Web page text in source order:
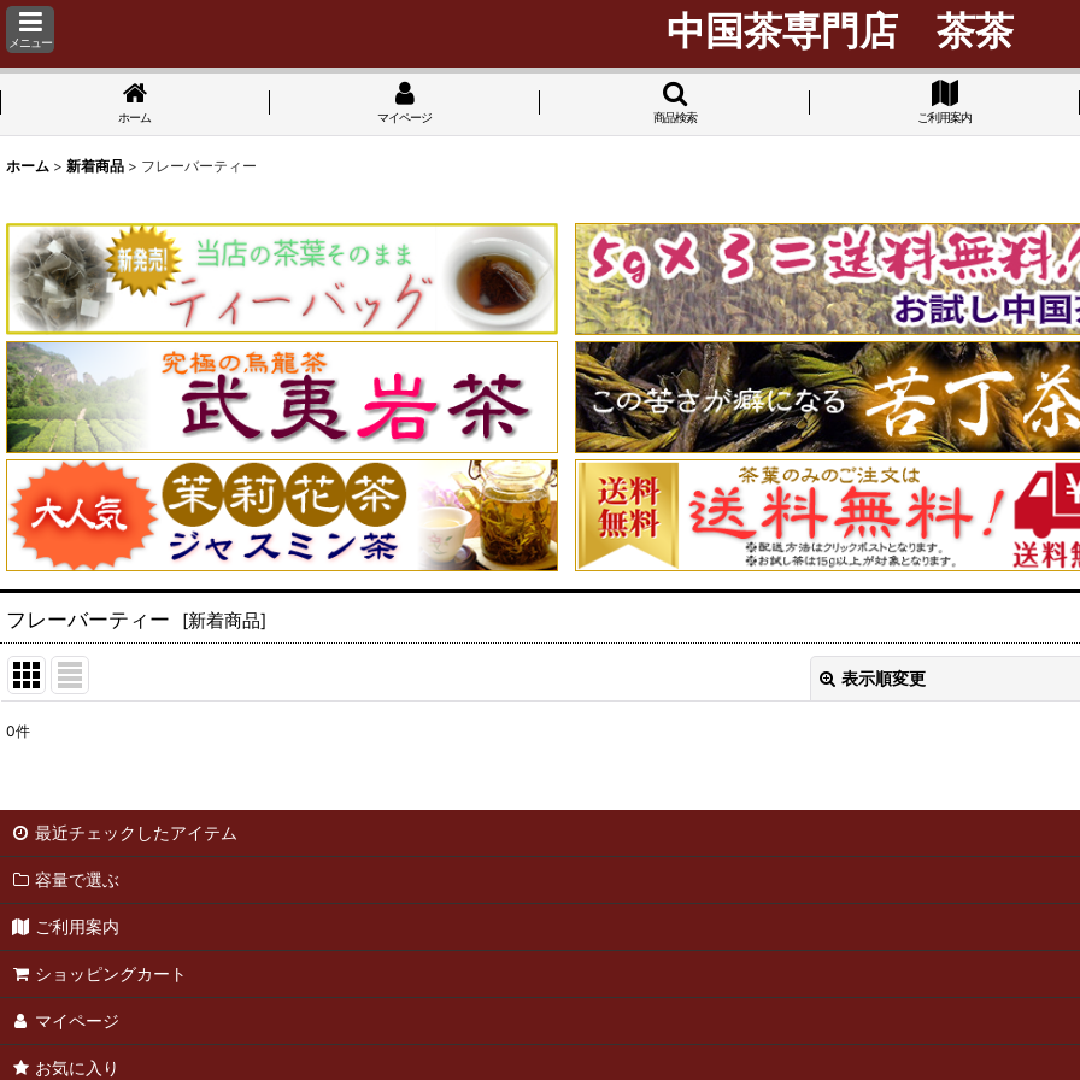
メニュー 中国茶専門店 茶茶
ホーム マイページ 商品検索 ご利用案内
ホーム > 新着商品 > フレーバーティー
フレーバーティー [新着商品]
表示順変更
並び順:
0件
最近チェックしたアイテム
容量で選ぶ
ご利用案内
ショッピングカート
マイページ
お気に入り